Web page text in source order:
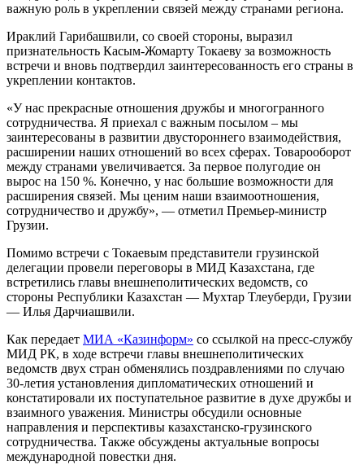
важную роль в укреплении связей между странами региона.
Ираклий Гарибашвили, со своей стороны, выразил
признательность Касым-Жомарту Токаеву за возможность
встречи и вновь подтвердил заинтересованность его страны в
укреплении контактов.
«У нас прекрасные отношения дружбы и многогранного
сотрудничества. Я приехал с важным посылом – мы
заинтересованы в развитии двустороннего взаимодействия,
расширении наших отношений во всех сферах. Товарооборот
между странами увеличивается. За первое полугодие он
вырос на 150 %. Конечно, у нас большие возможности для
расширения связей. Мы ценим наши взаимоотношения,
сотрудничество и дружбу», — отметил Премьер-министр
Грузии.
Помимо встречи с Токаевым представители грузинской
делегации провели переговоры в МИД Казахстана, где
встретились главы внешнеполитических ведомств, со
стороны Республики Казахстан — Мухтар Тлеуберди, Грузии
— Илья Дарчиашвили.
Как передает МИА «Казинформ» со ссылкой на пресс-службу
МИД РК, в ходе встречи главы внешнеполитических
ведомств двух стран обменялись поздравлениями по случаю
30-летия установления дипломатических отношений и
констатировали их поступательное развитие в духе дружбы и
взаимного уважения. Министры обсудили основные
направления и перспективы казахстанско-грузинского
сотрудничества. Также обсуждены актуальные вопросы
международной повестки дня.